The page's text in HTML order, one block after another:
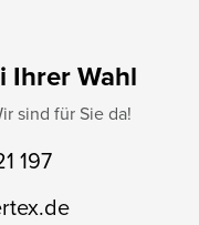
Ihrer Wahl
sind für Sie da!
197